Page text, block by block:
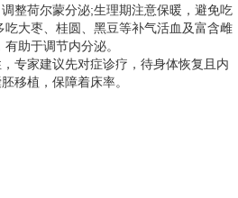
整荷尔蒙分泌;生理期注意保暖，避免吃
大枣、桂圆、黑豆等补气活血及富含雌
助于调节内分泌。
专家建议先对症诊疗，待身体恢复且内
移植，保障着床率。